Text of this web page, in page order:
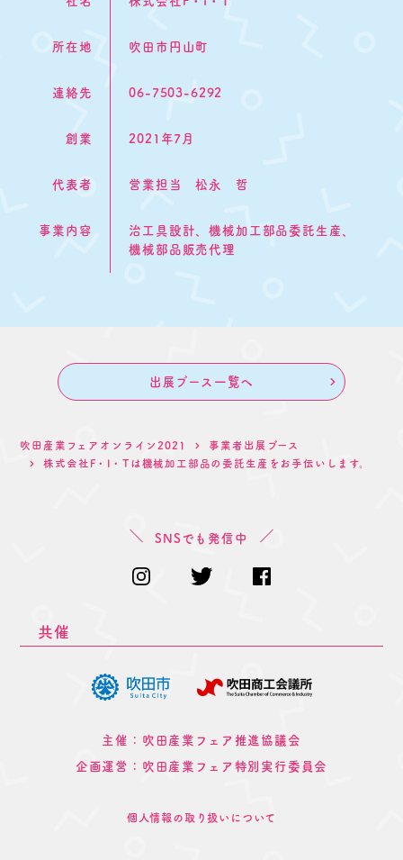
所在地 吹田市円山町
連絡先 06-7503-6292
創業 2021年7月
代表者 営業担当 松永 哲
事業内容
治工具設計、機械加工部品委託生産、
機械部品販売代理
出展ブース一覧へ
吹田産業フェアオンライン2021
事業者出展ブース
株式会社F・I・Tは機械加工部品の委託生産をお手伝いします。
SNSでも発信中
共催
主催：吹田産業フェア推進協議会
企画運営：吹田産業フェア特別実行委員会
個人情報の取り扱いについて